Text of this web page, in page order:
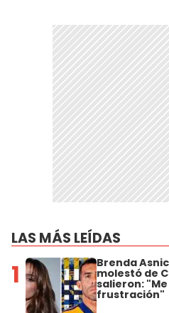
LAS MÁS LEÍDAS
1 Brenda
molestó de
salieron:
frustración"